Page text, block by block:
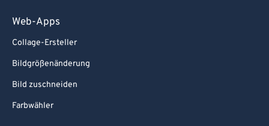
Web-Apps
Collage-Ersteller
Bildgrößenänderung
Bild zuschneiden
Farbwähler